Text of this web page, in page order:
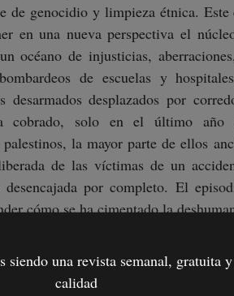
de genocidio y limpieza étnica.
en una nueva perspectiva el
océano de injusticias,
de escuelas y
desplazados por
cobrado, solo en el último
la mayor parte de ellos
de las víctimas de un
por completo. El
cómo se ha cimentado la
siendo una revista semanal, gratuita
calidad